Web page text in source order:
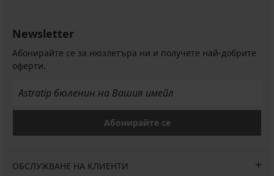
Newsletter
Абонирайте се за нюзлетъра ни и получете най-добрите
оферти.
Абонирайте се
ОБСЛУЖВАНЕ НА КЛИЕНТИ